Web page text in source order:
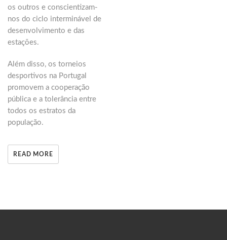
os outros e conscientizam-
nos do ciclo interminável de
desenvolvimento e das
estações.
Além disso, os torneios
desportivos na Portugal
promovem a cooperação
pública e a tolerância entre
todos os estratos da
população.
READ MORE